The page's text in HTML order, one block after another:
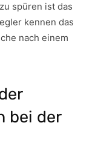
spüren ist das
kennen das
nach einem
bei der